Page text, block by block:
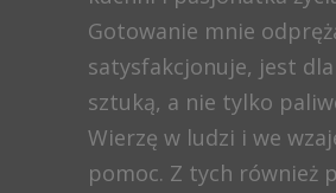
Gotowanie mnie
satysfakcjonuje, jest
sztuką, a nie tylko
Wierzę w ludzi i we
pomoc. Z tych również